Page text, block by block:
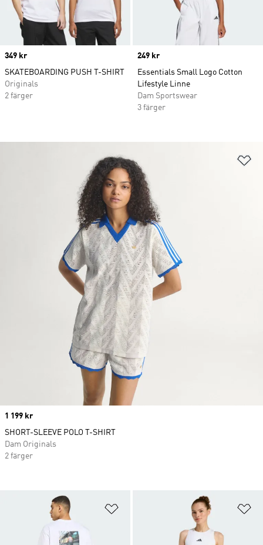
Price
349 kr
SKATEBOARDING PUSH T-SHIRT
Originals
2 färger
Price
249 kr
Essentials Small Logo Cotton
Lifestyle Linne
Dam Sportswear
3 färger
Lägg till på önskelistan
Price
1 199 kr
SHORT-SLEEVE POLO T-SHIRT
Dam Originals
2 färger